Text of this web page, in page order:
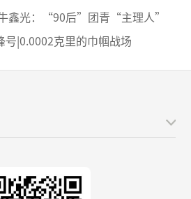
鑫光：“90后”团青“主理人”
号|0.0002克里的巾帼战场